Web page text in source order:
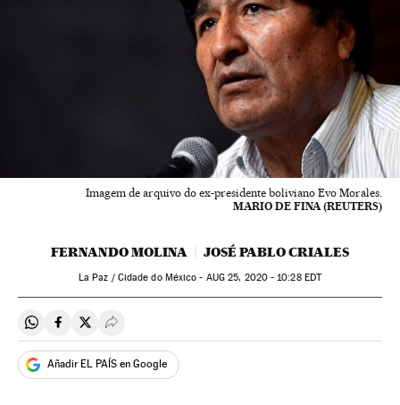
Imagem de arquivo do ex-presidente boliviano Evo Morales.
MARIO DE FINA (REUTERS)
FERNANDO MOLINA JOSÉ PABLO CRIALES
La Paz / Cidade do México - AUG 25, 2020 - 10:28EDT
Compartir en Whatsapp
Compartir en Facebook
Compartir en Twitter
Desplegar Redes Sociales
Añadir EL PAÍS en Google